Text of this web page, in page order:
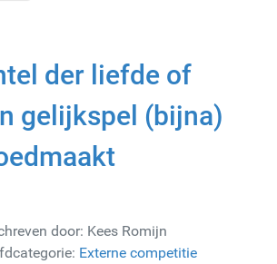
der liefde of
gelijkspel (bijna)
door: Kees Romijn
Externe competitie